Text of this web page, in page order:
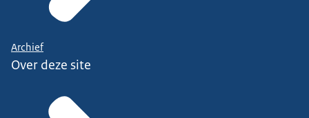
Archief
Over deze site